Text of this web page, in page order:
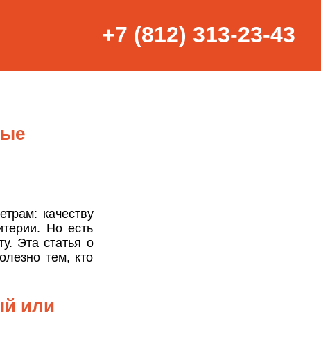
+7 (812) 313-23-43
качеству
Но есть
Эта статья о
тем, кто
или